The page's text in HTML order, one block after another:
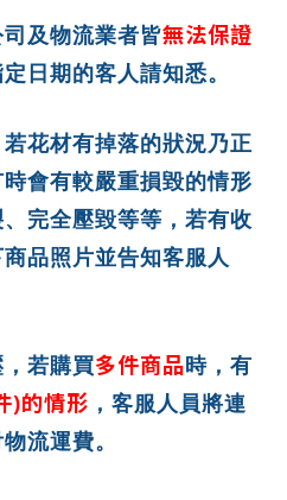
司及物流業者皆無法保證
定日期的客人請知悉。
花材有掉落的狀況乃正
會有較嚴重損毀的情形
完全壓毀等等，若有收
品照片並告知客服人
若購買多件商品 時，有
)的情形 ，客服人員將連
流運費。